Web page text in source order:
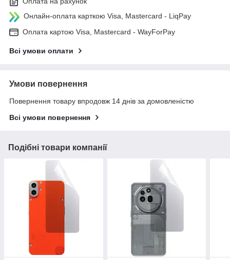
Онлайн-оплата карткою Visa, Mastercard - LiqPay
Оплата картою Visa, Mastercard - WayForPay
Всі умови оплати
Умови повернення
Повернення товару впродовж 14 днів за домовленістю
Всі умови повернення
Подібні товари компанії